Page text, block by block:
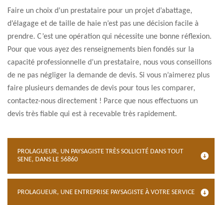
Faire un choix d’un prestataire pour un projet d’abattage,
d’élagage et de taille de haie n’est pas une décision facile à
prendre. C’est une opération qui nécessite une bonne réflexion.
Pour que vous ayez des renseignements bien fondés sur la
capacité professionnelle d’un prestataire, nous vous conseillons
de ne pas négliger la demande de devis. Si vous n’aimerez plus
faire plusieurs demandes de devis pour tous les comparer,
contactez-nous directement ! Parce que nous effectuons un
devis très fiable qui est à recevable très rapidement.
PROLAGUEUR, UN PAYSAGISTE TRÈS SOLLICITÉ DANS TOUT
SENE, DANS LE 56860
PROLAGUEUR, UNE ENTREPRISE PAYSAGISTE À VOTRE SERVICE